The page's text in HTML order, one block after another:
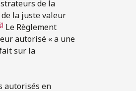
de la
la juste valeur
Le Règlement
autorisé « a une
sur la
autorisés en